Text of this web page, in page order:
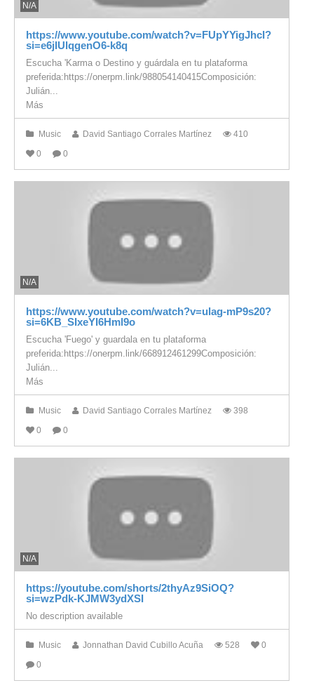
N/A
https://www.youtube.com/watch?v=FUpYYigJhcI?
si=e6jIUlqgenO6-k8q
Escucha 'Karma o Destino y guárdala en tu plataforma
preferida:https://onerpm.link/988054140415Composición:
Julián...
Más
Music David Santiago Corrales Martínez
410
0
0
N/A
https://www.youtube.com/watch?v=ulag-mP9s20?
si=6KB_SIxeYI6Hml9o
Escucha 'Fuego' y guardala en tu plataforma
preferida:https://onerpm.link/668912461299Composición:
Julián...
Más
Music David Santiago Corrales Martínez
398
0
0
N/A
https://youtube.com/shorts/2thyAz9SiOQ?
si=wzPdk-KJMW3ydXSI
No description available
Music Jonnathan David Cubillo Acuña 528
0
0